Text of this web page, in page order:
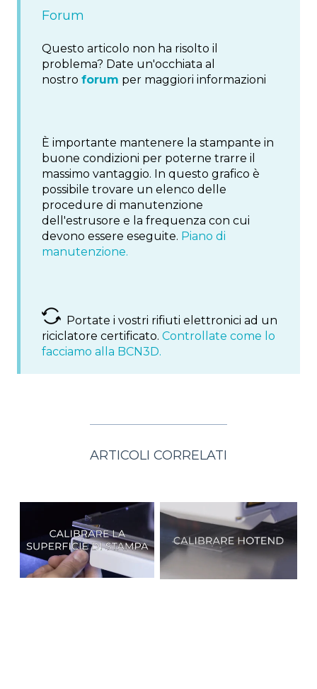
Forum
Questo articolo non ha risolto il
problema? Date un'occhiata al
nostro forum per maggiori informazioni
È importante mantenere la stampante in
buone condizioni per poterne trarre il
massimo vantaggio. In questo grafico è
possibile trovare un elenco delle
procedure di manutenzione
dell'estrusore e la frequenza con cui
devono essere eseguite. Piano di
manutenzione.
Portate i vostri rifiuti elettronici ad un
riciclatore certificato. Controllate come lo
facciamo alla BCN3D.
ARTICOLI CORRELATI